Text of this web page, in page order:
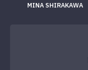
MINA SHIRAKAWA